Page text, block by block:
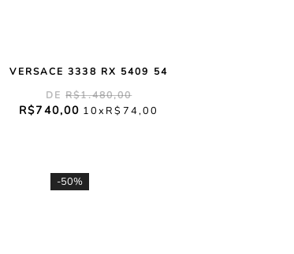
VERSACE 3338 RX 5409 54
R$1.480,00
R$740,00 10 R$ 74,00
-50%